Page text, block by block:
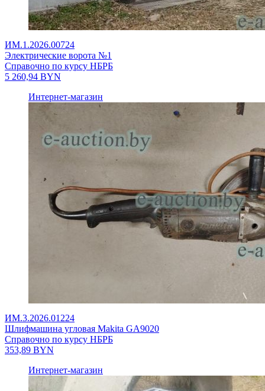
ИМ.1.2026.00724
Электрические ворота №1
Справочно по курсу НБРБ
5 260,94 BYN
Интернет-магазин
ИМ.3.2026.01224
Шлифмашина угловая Makita GA9020
Справочно по курсу НБРБ
353,89 BYN
Интернет-магазин